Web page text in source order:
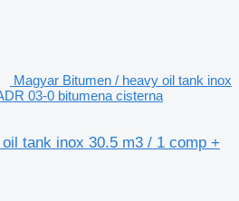
Magyar Bitumen / heavy oil tank inox
03-0 bitumena cisterna
tank inox 30.5 m3 / 1 comp +